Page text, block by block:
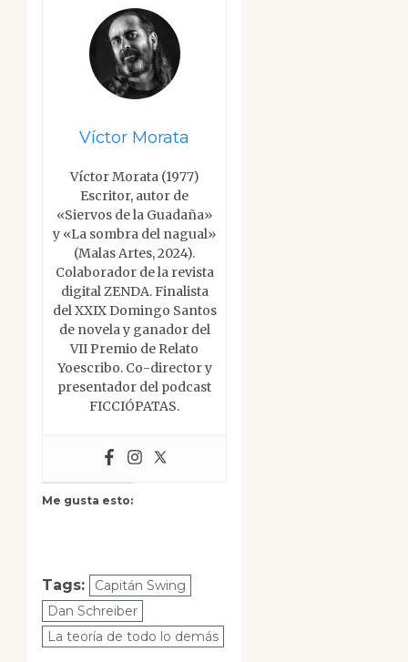
Víctor Morata
Víctor Morata (1977)
Escritor, autor de
«Siervos de la Guadaña»
y «La sombra del nagual»
(Malas Artes, 2024).
Colaborador de la revista
digital ZENDA. Finalista
del XXIX Domingo Santos
de novela y ganador del
VII Premio de Relato
Yoescribo. Co-director y
presentador del podcast
FICCIÓPATAS.
Me gusta esto:
Tags:
Capitán Swing
Dan Schreiber
La teoría de todo lo demás